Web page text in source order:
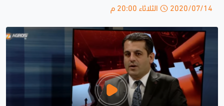
2020/07/14 الثلاثاء 20:00 م